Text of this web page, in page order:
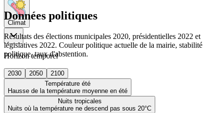
Climat
Horizon temporel
2030 2050
2100
Température été
Hausse de la température moyenne en été
Nuits tropicales
Nuits où la température ne descend pas sous 20°C
Données politiques
Résultats des élections municipales 2020, présidentielles 2022 et
législatives 2022. Couleur politique actuelle de la mairie, stabilité
politique, taux d'abstention.